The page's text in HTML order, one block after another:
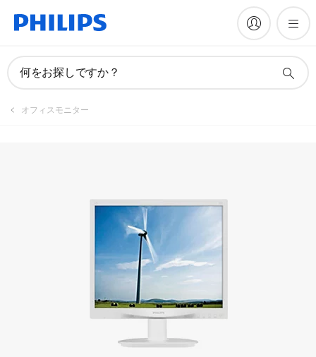
何をお探しですか？
オフィスモニター
マニュアルとドキュメント